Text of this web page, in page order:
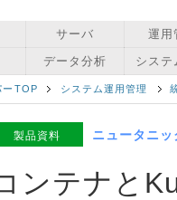
サーバ 運用
データ分析 システ
ーTOP システム運用管理
製品資料 ニュータニ
ンテナと